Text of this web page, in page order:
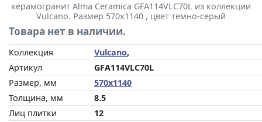
керамогранит Alma Ceramica GFA114VLC70L из коллекции
Vulcano. Размер 570x1140 , цвет темно-серый
Товара нет в наличии.
Коллекция Vulcano,
Артикул
GFA114VLC70L
Размер, мм
570x1140
Толщина, мм
8.5
Лиц плитки
12